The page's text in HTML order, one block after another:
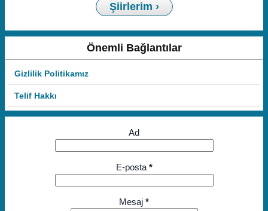
Şiirlerim ›
Önemli Bağlantılar
Gizlilik Politikamız
Telif Hakkı
Ad
E-posta *
Mesaj *